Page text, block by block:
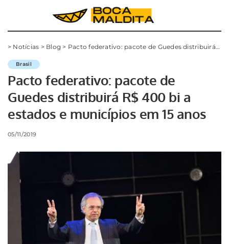
> Notícias > Blog > Pacto federativo: pacote de Guedes distribuirá R$ 400 bi a estados e municípios em 15 anos
Brasil
Pacto federativo: pacote de
Guedes distribuirá R$ 400 bi a
estados e municípios em 15 anos
05/11/2019